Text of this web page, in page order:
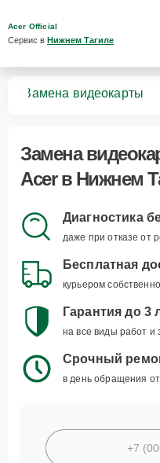
Acer Official
Сервис в Нижнем Тагиле
Замена видеокарты
Замена
Acer в Нижнем
Диагностика
даже при отказе от
Бесплатная
курьером
Гарантия до 3
на все виды работ и
Срочный
в день обращения